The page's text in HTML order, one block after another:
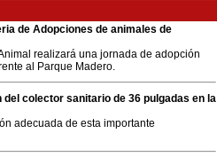
de Adopciones de animales de
realizará una jornada de adopción
al Parque Madero.
colector sanitario de 36 pulgadas en la
adecuada de esta importante